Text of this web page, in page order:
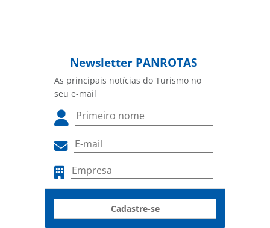
Newsletter PANROTAS
As principais notícias do Turismo no
seu e-mail
Cadastre-se